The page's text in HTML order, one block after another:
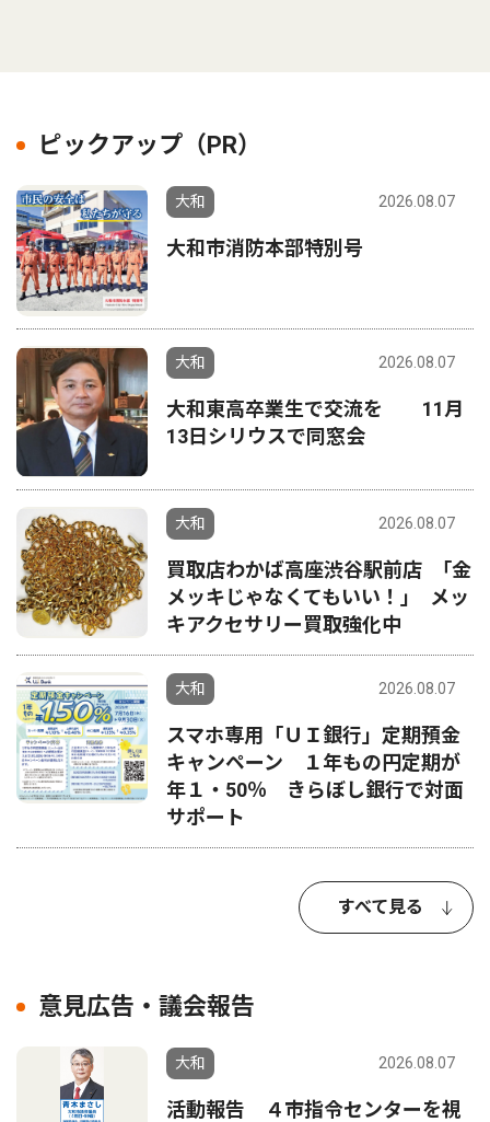
ピックアップ（PR）
大和 2026.08.07
大和市消防本部特別号
大和 2026.08.07
大和東高卒業生で交流を 11月
13日シリウスで同窓会
大和 2026.08.07
買取店わかば高座渋谷駅前店 ｢金
メッキじゃなくてもいい！｣ メッ
キアクセサリー買取強化中
大和 2026.08.07
スマホ専用「ＵＩ銀行」定期預金
キャンペーン １年もの円定期が
年１・50％ きらぼし銀行で対面
サポート
すべて見る
意見広告・議会報告
大和 2026.08.07
活動報告 ４市指令センターを視